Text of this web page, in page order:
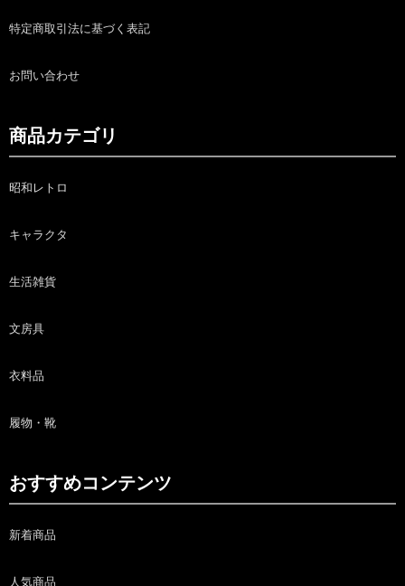
特定商取引法に基づく表記
お問い合わせ
商品カテゴリ
昭和レトロ
キャラクタ
生活雑貨
文房具
衣料品
履物・靴
おすすめコンテンツ
新着商品
人気商品